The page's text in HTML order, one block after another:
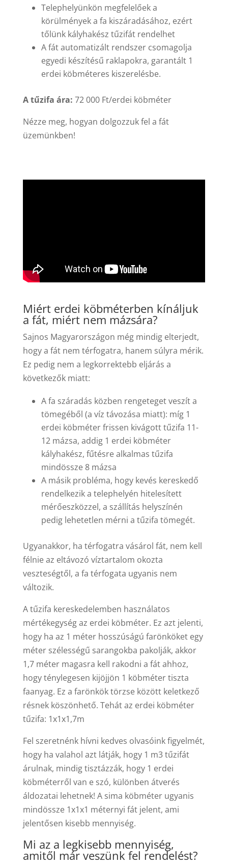
Telephelyünkön megfelelőek a
körülmények a fa kiszáradásához, ezért
tőlünk kályhakész tűzifát rendelhet
A fát automatizált rendszer csomagolja
egyedi készítésű raklapokra, garantált 1
erdei köbméteres kiszerelésbe.
A tűzifa ára: 72 000 Ft/erdei köbméter
Nézze meg, hogyan dolgozzuk fel a fát
üzemünkben!
Miért erdei köbméterben kínáljuk
a fát, miért nem mázsára?
Sajnos Magyarországon még mindig elterjedt,
hogy a fát nem térfogatra, hanem súlyra mérik.
Ez pedig nem a legkorrektebb eljárás a
következők miatt:
A fa száradás közben rengeteget veszít a
tömegéből (a víz távozása miatt): míg 1
erdei köbméter frissen kivágott tűzifa 11-
12 mázsa, addig 1 erdei köbméter
kályhakész, fűtésre alkalmas tűzifa
mindössze 8 mázsa
A másik probléma, hogy kevés kereskedő
rendelkezik a telephelyén hitelesített
mérőeszközzel, a szállítás helyszínén
pedig lehetetlen mérni a tűzifa tömegét.
Ugyanakkor, ha térfogatra vásárol fát, nem kell
félnie az eltávozó víztartalom okozta
veszteségtől, a fa térfogata ugyanis nem
változik.
A tűzifa kereskedelemben használatos
mértékegység az erdei köbméter. Ez azt jelenti,
hogy ha az 1 méter hosszúságú farönköket egy
méter szélességű sarangokba pakolják, akkor
1,7 méter magasra kell rakodni a fát ahhoz,
hogy ténylegesen kijöjjön 1 köbméter tiszta
faanyag. Ez a farönkök törzse között keletkező
résnek köszönhető. Tehát az erdei köbméter
tűzifa: 1x1x1,7m
Fel szeretnénk hívni kedves olvasóink figyelmét,
hogy ha valahol azt látják, hogy 1 m3 tűzifát
árulnak, mindig tisztázzák, hogy 1 erdei
köbméterről van e szó, különben átverés
áldozatai lehetnek! A sima köbméter ugyanis
mindössze 1x1x1 méternyi fát jelent, ami
jelentősen kisebb mennyiség.
Mi az a legkisebb mennyiség,
amitől már veszünk fel rendelést?